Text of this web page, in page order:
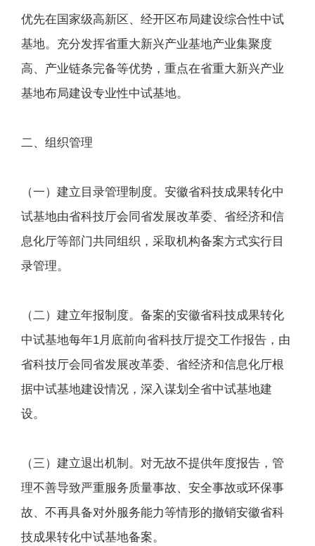
优先在国家级高新区、经开区布局建设综合性中试
基地。充分发挥省重大新兴产业基地产业集聚度
高、产业链条完备等优势，重点在省重大新兴产业
基地布局建设专业性中试基地。
二、组织管理
（一）建立目录管理制度。安徽省科技成果转化中
试基地由省科技厅会同省发展改革委、省经济和信
息化厅等部门共同组织，采取机构备案方式实行目
录管理。
（二）建立年报制度。备案的安徽省科技成果转化
中试基地每年1月底前向省科技厅提交工作报告，由
省科技厅会同省发展改革委、省经济和信息化厅根
据中试基地建设情况，深入谋划全省中试基地建
设。
（三）建立退出机制。对无故不提供年度报告，管
理不善导致严重服务质量事故、安全事故或环保事
故、不再具备对外服务能力等情形的撤销安徽省科
技成果转化中试基地备案。